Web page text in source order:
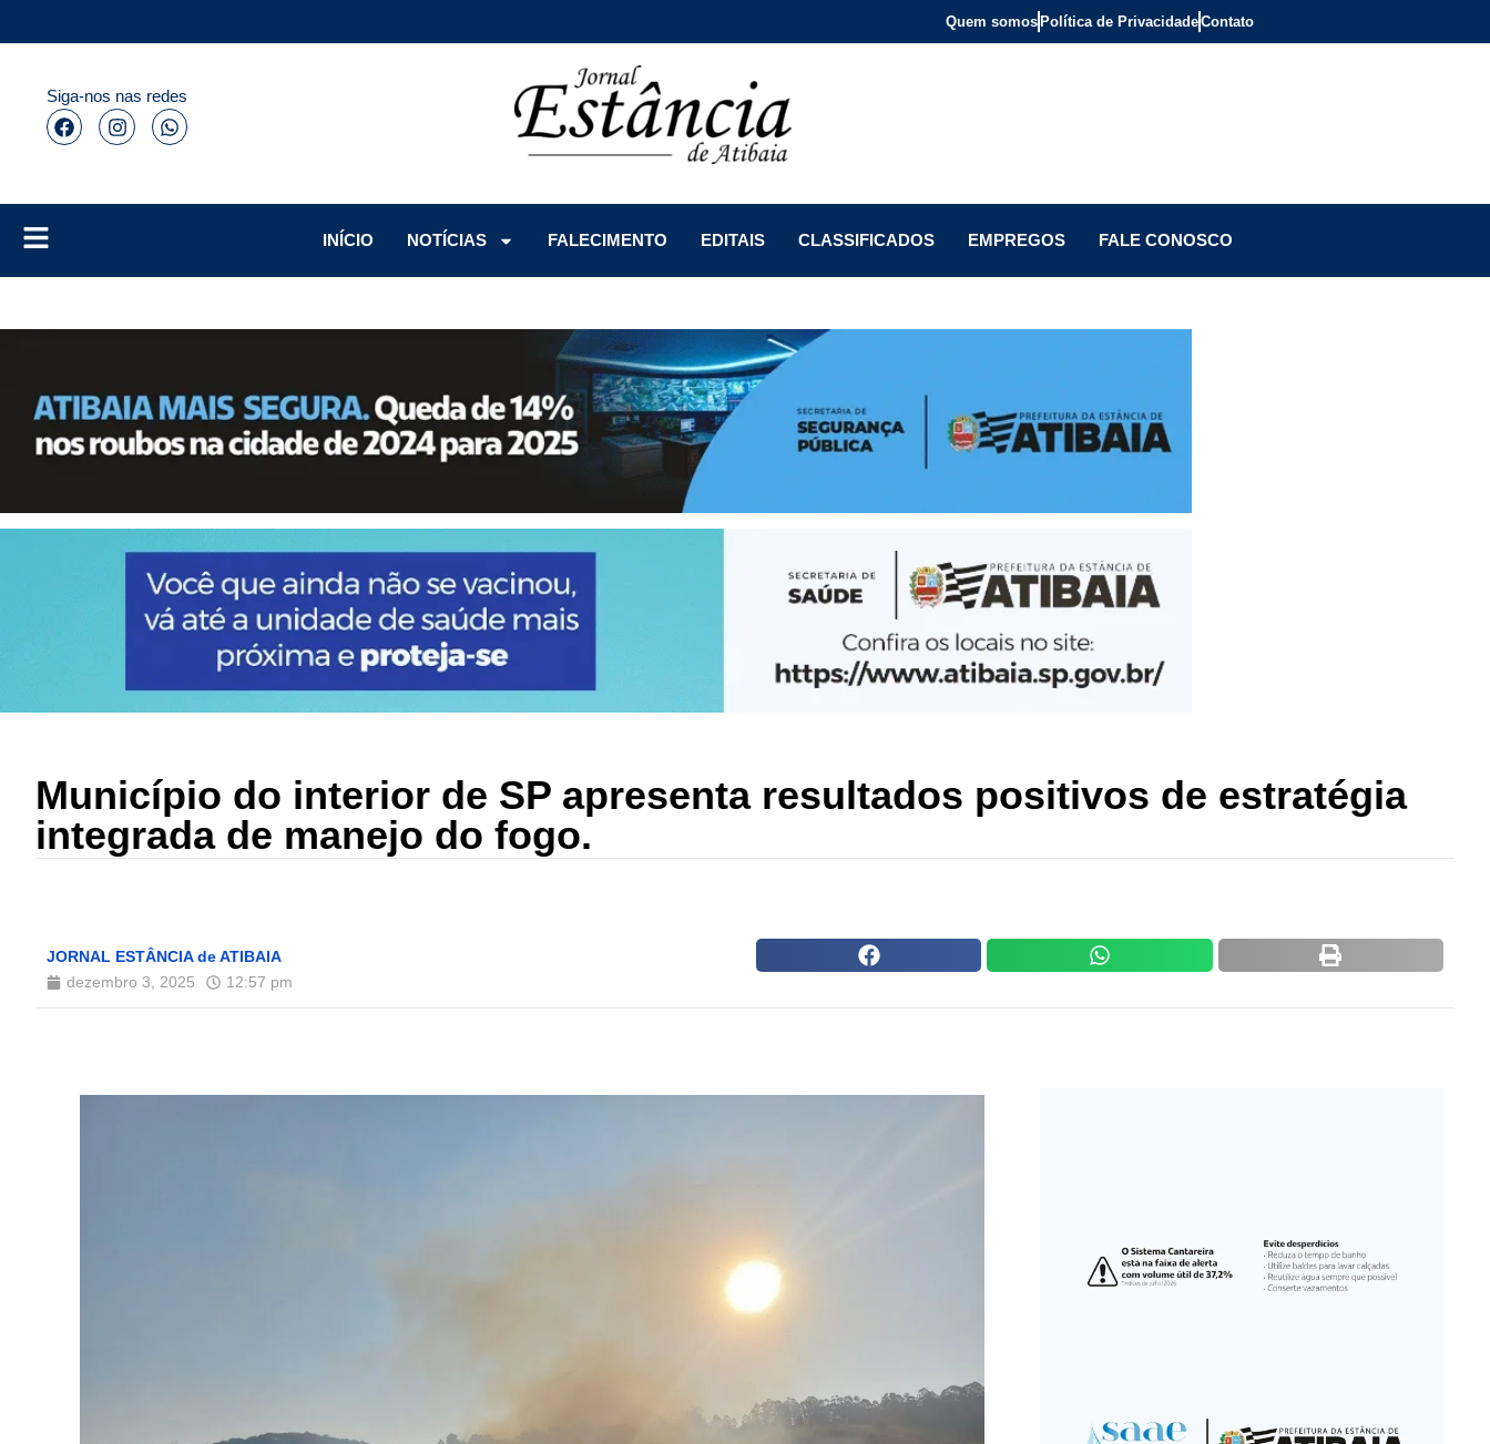
Quem somos Política de PrivacidadeContato
Siga-nos nas redes
INÍCIO
NOTÍCIAS FALECIMENTO EDITAIS CLASSIFICADOS EMPREGOS FALE CONOSCO
Município do interior de SP apresenta resultados positivos de estratégia
integrada de manejo do fogo.
JORNAL ESTÂNCIA de ATIBAIA
dezembro 3, 2025
12:57 pm